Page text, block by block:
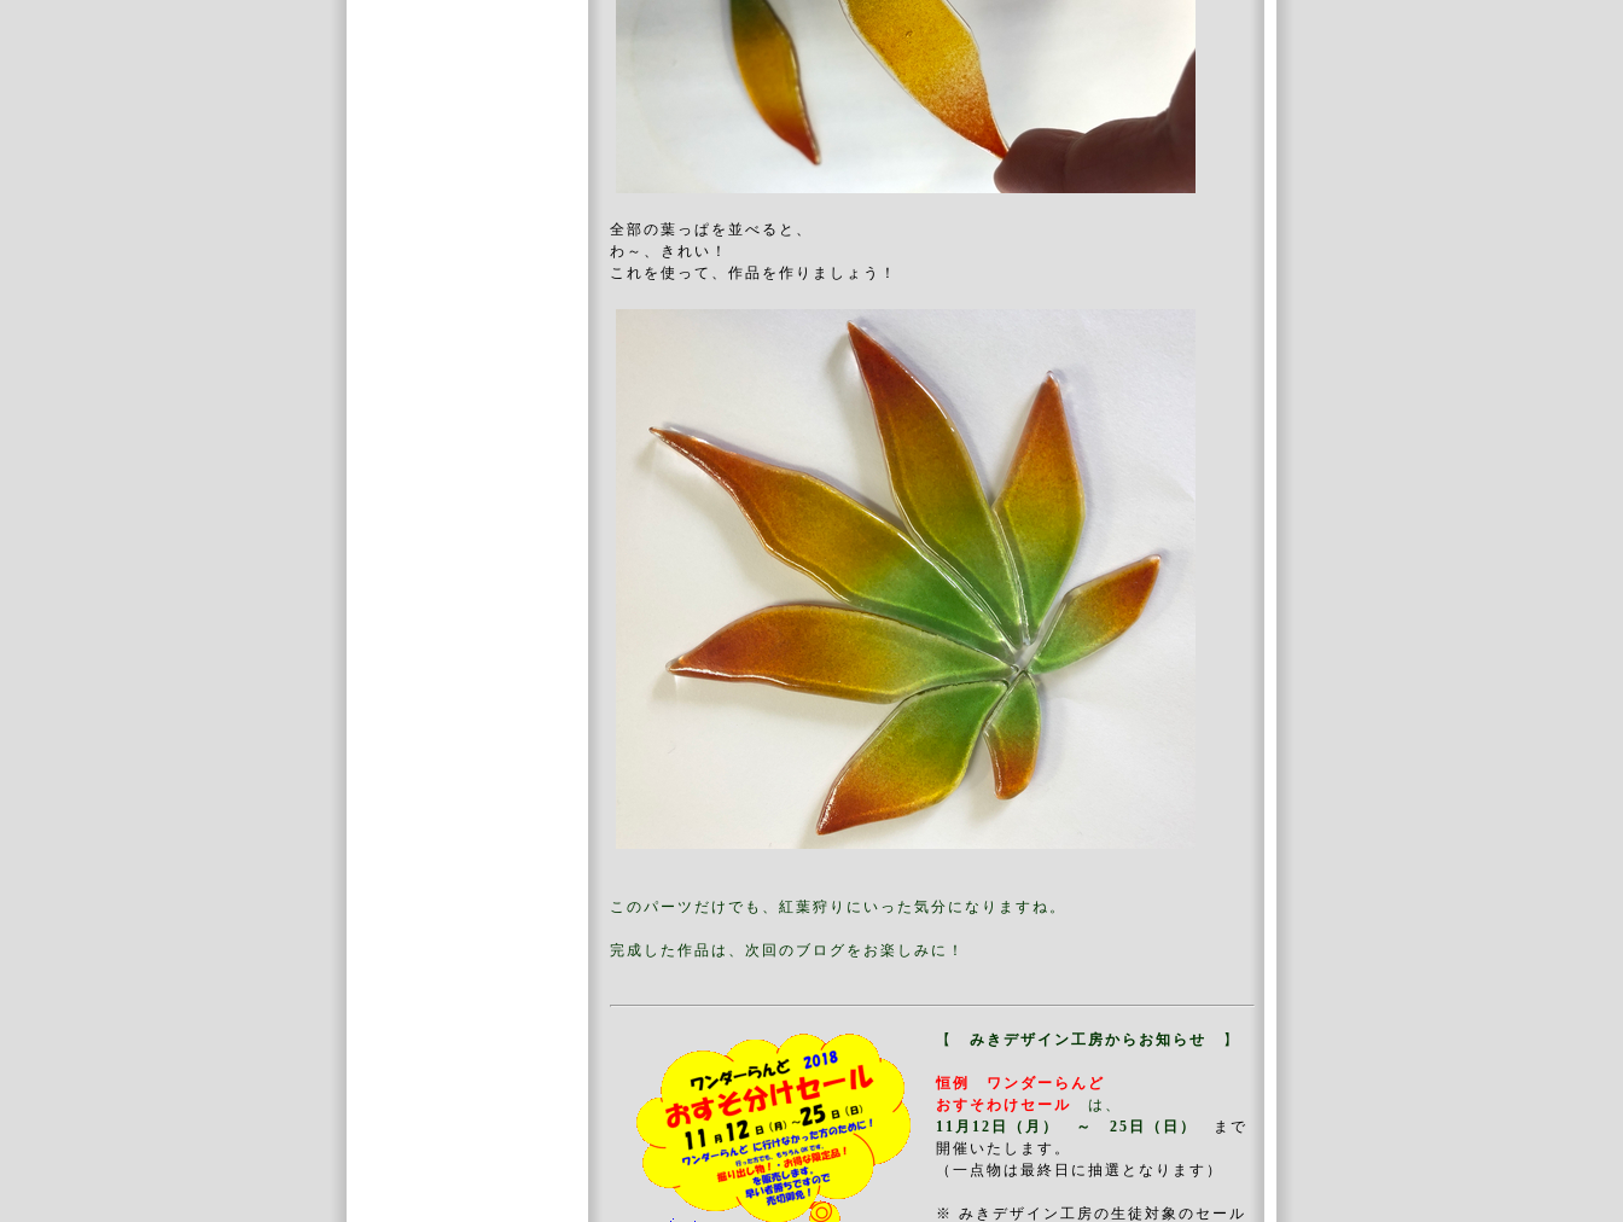
全部の葉っぱを並べると、
わ～、きれい！
これを使って、作品を作りましょう！
このパーツだけでも、紅葉狩りにいった気分になりますね。
完成した作品は、次回のブログをお楽しみに！
【 みきデザイン工房からお知らせ 】
恒例 ワンダーらんど
おすそわけセール
は、
11月12日（月） ～ 25日（日）
まで
開催いたします。
（一点物は最終日に抽選となります）
※ みきデザイン工房の生徒対象のセール